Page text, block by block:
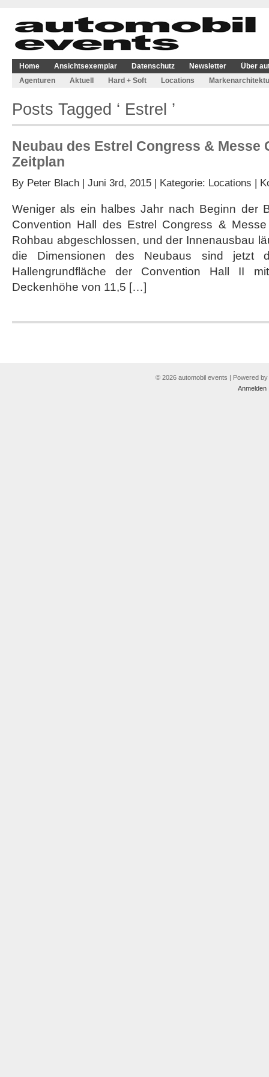
Home Ansichtsexemplar Datenschutz Newsletter
Über
Agenturen
Aktuell Hard + Soft Locations
Posts Tagged ‘ Estrel ’
Neubau des Estrel Congress & Messe
Zeitplan
By Peter Blach | Juni 3rd, 2015 | Kategorie: Locations |
Weniger als ein halbes Jahr nach Beginn der
Convention Hall des Estrel Congress &
Rohbau abgeschlossen, und der Innenausbau
die Dimensionen des Neubaus sind jetzt
Hallengrundfläche der Convention Hall II
Deckenhöhe von 11,5 […]
© 2026 automobil events | Powered by
Anmelden|